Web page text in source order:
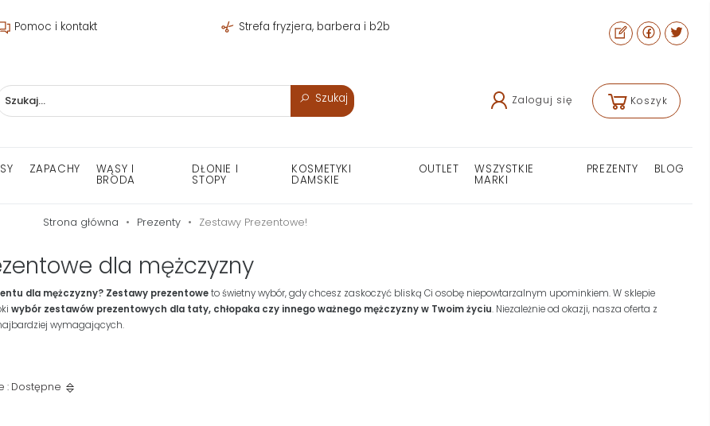
Pomoc i kontakt Strefa fryzjera, barbera i b2b
Szukaj Zaloguj się Koszyk
ZAPACHY WĄSY I
BRODA
DŁONIE I
STOPY
KOSMETYKI
DAMSKIE
OUTLET WSZYSTKIE
MARKI
PREZENTY BLOG
Strona główna Prezenty Zestawy Prezentowe!
dla mężczyzny
dla mężczyzny? Zestawy prezentoweto świetny wybór, gdy chcesz zaskoczyć bliską Ci osobę niepowtarzalnym upominkiem. W sklepie
wybór zestawów prezentowych dla taty, chłopaka czy innego ważnego mężczyzny w Twoim życiu. Niezależnie od okazji, nasza oferta z
wymagających.
: Dostępne